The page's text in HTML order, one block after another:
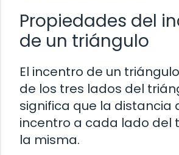
Propiedades del
de un triángulo
El incentro de un
de los tres lados del
significa que la distancia
incentro a cada lado del
la misma.